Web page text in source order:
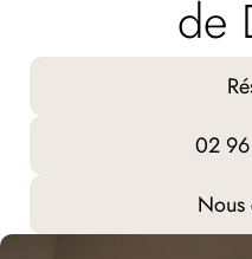
de
02
Nous